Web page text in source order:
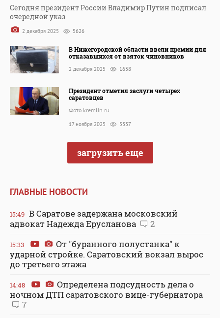
Сегодня президент России Владимир Путин подписал
очередной указ
2 декабря 2025 5626
В Нижегородской области ввели премии для
отказавшихся от взяток чиновников
2 декабря 2025 1638
Президент отметил заслуги четырех
саратовцев
Фото kremlin.ru
17 ноября 2025 5337
загрузить еще
ГЛАВНЫЕ НОВОСТИ
15:49 В Саратове задержана московский
адвокат Надежда Ерусланова
2
15:33
От "буранного полустанка" к
ударной стройке. Саратовский вокзал вырос
до третьего этажа
14:48
Определена подсудность дела о
ночном ДТП саратовского вице-губернатора
7